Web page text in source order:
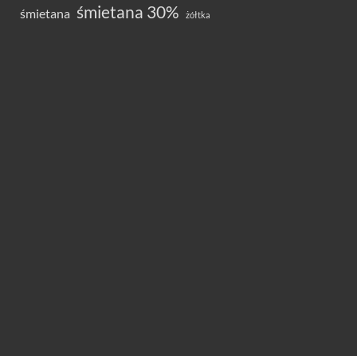
śmietana śmietana 30% żółtka